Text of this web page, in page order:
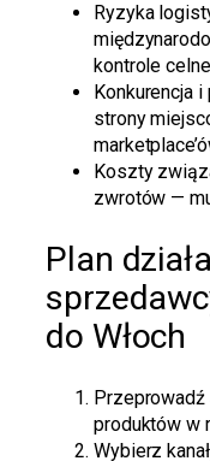
Ryzyka
kontrole
Konkurencja
strony
Koszty
zwrotów —
Plan
do Włoch
Przeprowadź
produktów w
Wybierz